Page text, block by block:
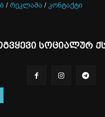
/ რეკლამა / კონტაქტი
სოციალურ